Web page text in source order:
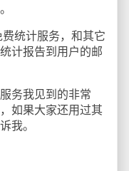
费统计服务，和其它
计报告到用户的邮
务我见到的非常
如果大家还用过其
我。